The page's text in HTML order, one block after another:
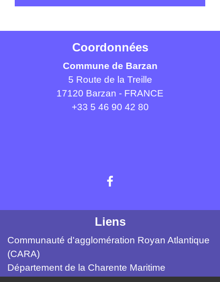
Coordonnées
Commune de Barzan
5 Route de la Treille
17120 Barzan - FRANCE
+33 5 46 90 42 80
Liens
Communauté d'agglomération Royan Atlantique
(CARA)
Département de la Charente Maritime